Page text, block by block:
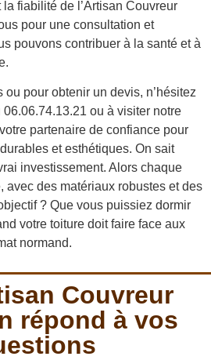
fiabilité de l’Artisan Couvreur
pour une consultation et
pouvons contribuer à la santé et à
ou pour obtenir un devis, n’hésitez
ou à visiter notre
partenaire de confiance pour
et esthétiques. On sait
investissement. Alors chaque
avec des matériaux robustes et des
? Que vous puissiez dormir
votre toiture doit faire face aux
normand.
Couvreur
répond à vos